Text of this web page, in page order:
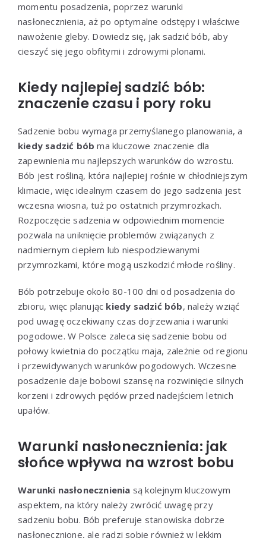
momentu posadzenia, poprzez warunki
nasłonecznienia, aż po optymalne odstępy i właściwe
nawożenie gleby. Dowiedz się, jak sadzić bób, aby
cieszyć się jego obfitymi i zdrowymi plonami.
Kiedy najlepiej sadzić bób:
znaczenie czasu i pory roku
Sadzenie bobu wymaga przemyślanego planowania, a
kiedy sadzić bób ma kluczowe znaczenie dla
zapewnienia mu najlepszych warunków do wzrostu.
Bób jest rośliną, która najlepiej rośnie w chłodniejszym
klimacie, więc idealnym czasem do jego sadzenia jest
wczesna wiosna, tuż po ostatnich przymrozkach.
Rozpoczęcie sadzenia w odpowiednim momencie
pozwala na uniknięcie problemów związanych z
nadmiernym ciepłem lub niespodziewanymi
przymrozkami, które mogą uszkodzić młode rośliny.
Bób potrzebuje około 80-100 dni od posadzenia do
zbioru, więc planując kiedy sadzić bób, należy wziąć
pod uwagę oczekiwany czas dojrzewania i warunki
pogodowe. W Polsce zaleca się sadzenie bobu od
połowy kwietnia do początku maja, zależnie od regionu
i przewidywanych warunków pogodowych. Wczesne
posadzenie daje bobowi szansę na rozwinięcie silnych
korzeni i zdrowych pędów przed nadejściem letnich
upałów.
Warunki nasłonecznienia: jak
słońce wpływa na wzrost bobu
Warunki nasłonecznienia są kolejnym kluczowym
aspektem, na który należy zwrócić uwagę przy
sadzeniu bobu. Bób preferuje stanowiska dobrze
nasłonecznione, ale radzi sobie również w lekkim